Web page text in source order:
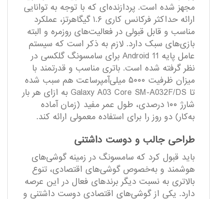
مجهز شده است. پردازنده‌ای که با توجه به توانایی
ارائه حداکثر فرکانس کاری ۱.۶ گیگاهرتز، عملکرد
مناسب و قابل قبولی در فعالیت‌های روزمره و البته
بازی‌های سبک دارد. لازم به ذکر است که سیستم
عامل پایه Android 11 برای سامسونگ گلکسی در
نظر گرفته شده است. باتری مناسب و قدرتمند با
میزان ظرفیت ۵۰۰۰ میلی‌آمپر‌ساعت هم سبب شده
تا Galaxy A03 Core SM-A032F/DS به ازای هر بار
شارژ ۱۰۰ درصدی، طول عمر مفید (زمان آماده
به‌کار) دو روز را برای استفاده معمولی ارائه کند.
طراحی جالب و دوست داشتنی
باید قبول کرد که سامسونگ در زمینه گوشی‌های
هوشمند و به‌خصوص گوشی‌های اقتصادی، تنوع
بالاتری به نسبت دیگر برند‌های فعال در این عرصه
دارد. یکی از گوشی‌های اقتصادی دوست داشتنی و